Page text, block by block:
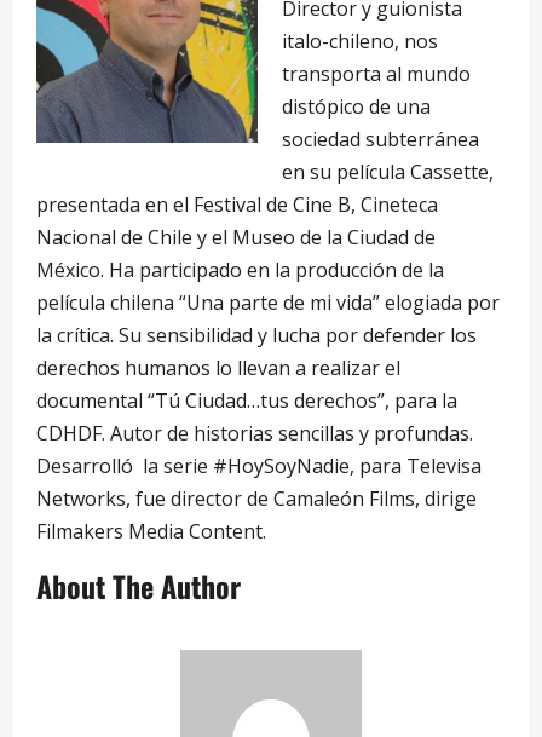
Director y guionista
italo-chileno, nos
transporta al mundo
distópico de una
sociedad subterránea
en su película Cassette,
presentada en el Festival de Cine B, Cineteca
Nacional de Chile y el Museo de la Ciudad de
México. Ha participado en la producción de la
película chilena “Una parte de mi vida” elogiada por
la crítica. Su sensibilidad y lucha por defender los
derechos humanos lo llevan a realizar el
documental “Tú Ciudad…tus derechos”, para la
CDHDF. Autor de historias sencillas y profundas.
Desarrolló la serie #HoySoyNadie, para Televisa
Networks, fue director de Camaleón Films, dirige
Filmakers Media Content.
About The Author